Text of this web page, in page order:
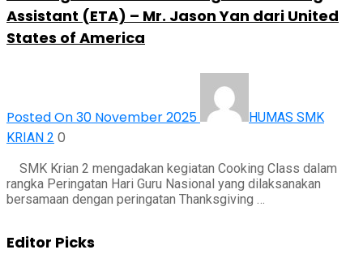
Assistant (ETA) – Mr. Jason Yan dari United
States of America
Posted On 30 November 2025
HUMAS SMK
KRIAN 2 0
SMK Krian 2 mengadakan kegiatan Cooking Class dalam
rangka Peringatan Hari Guru Nasional yang dilaksanakan
bersamaan dengan peringatan Thanksgiving …
Editor Picks